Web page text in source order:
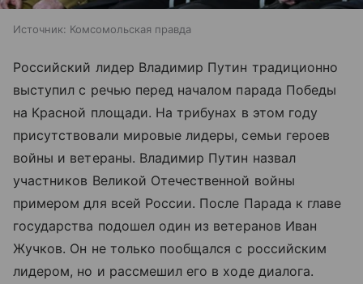
Источник: Комсомольская правда
Российский лидер Владимир Путин традиционно
выступил с речью перед началом парада Победы
на Красной площади. На трибунах в этом году
присутствовали мировые лидеры, семьи героев
войны и ветераны. Владимир Путин назвал
участников Великой Отечественной войны
примером для всей России. После Парада к главе
государства подошел один из ветеранов Иван
Жучков. Он не только пообщался с российским
лидером, но и рассмешил его в ходе диалога.